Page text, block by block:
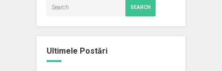
SEARCH
Ultimele Postări